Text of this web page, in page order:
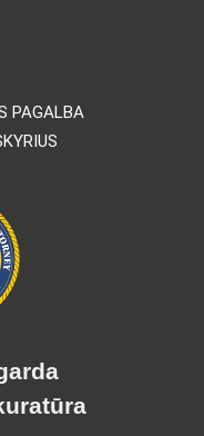
PAGALBA